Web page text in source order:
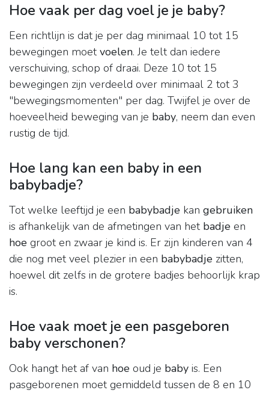
Hoe vaak per dag voel je je baby?
Een richtlijn is dat je per dag minimaal 10 tot 15
bewegingen moetvoelen. Je telt dan iedere
verschuiving, schop of draai. Deze 10 tot 15
bewegingen zijn verdeeld over minimaal 2 tot 3
"bewegingsmomenten" per dag. Twijfel je over de
hoeveelheid beweging van je baby, neem dan even
rustig de tijd.
Hoe lang kan een baby in een
babybadje?
Tot welke leeftijd je een babybadje kan gebruiken
is afhankelijk van de afmetingen van het badje en
hoe groot en zwaar je kind is. Er zijn kinderen van 4
die nog met veel plezier in een babybadje zitten,
hoewel dit zelfs in de grotere badjes behoorlijk krap
is.
Hoe vaak moet je een pasgeboren
baby verschonen?
Ook hangt het af van hoe oud je baby is. Een
pasgeborenen moet gemiddeld tussen de 8 en 10